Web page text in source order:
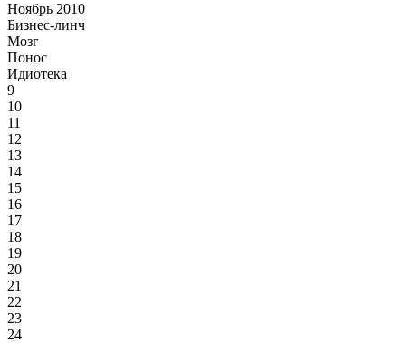
Ноябрь 2010
Бизнес-линч
Мозг
Понос
Идиотека
9
10
11
12
13
14
15
16
17
18
19
20
21
22
23
24